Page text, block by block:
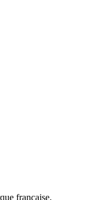
française.